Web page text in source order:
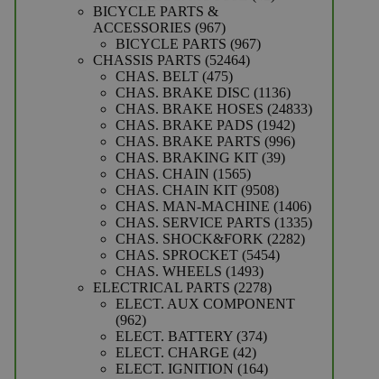
BICYCLE PARTS &
ACCESSORIES 967967
producten
BICYCLE PARTS 967967
CHASSIS PARTS 5246452464
CHAS. BELT 475475
producten
CHAS. BRAKE DISC 11361136
producten
CHAS. BRAKE HOSES 2483324833
CHAS. BRAKE PADS 19421942
producten
CHAS. BRAKE PARTS 996996
CHAS. BRAKING KIT 3939
CHAS. CHAIN 15651565
producten
CHAS. CHAIN KIT 95089508
producten
CHAS. MAN-MACHINE 14061406
producten
CHAS. SERVICE PARTS 13351335
CHAS. SHOCK&FORK 22822282
CHAS. SPROCKET 54545454
CHAS. WHEELS 14931493
producten
ELECTRICAL PARTS 22782278
producten
ELECT. AUX COMPONENT
962962
producten
ELECT. BATTERY 374374
ELECT. CHARGE 4242
producten
ELECT. IGNITION 164164